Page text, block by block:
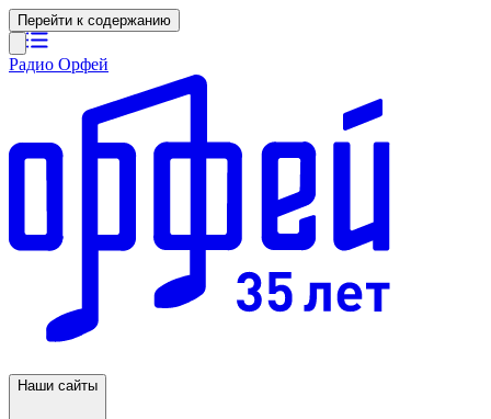
Перейти к содержанию
Радио Орфей
Наши сайты